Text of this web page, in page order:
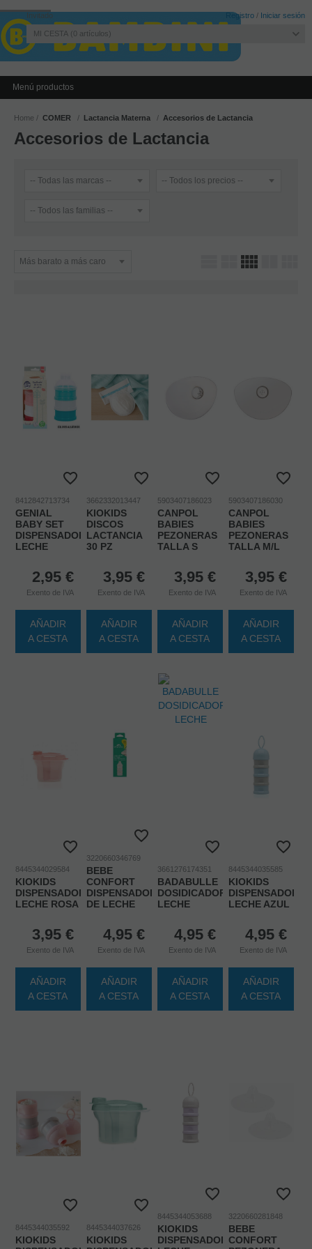
Invitado Registro / Iniciar sesión
MI CESTA 0 artículos
Menú productos
Home COMER Lactancia Materna Accesorios de Lactancia
Accesorios de Lactancia
8412842713734
GENIAL
BABY SET
DISPENSADOR
LECHE
2,95 €
Exento de IVA
AÑADIR
A CESTA
3662332013447
KIOKIDS
DISCOS
LACTANCIA
30 PZ
3,95 €
Exento de IVA
AÑADIR
A CESTA
5903407186023
CANPOL
BABIES
PEZONERAS
TALLA S
3,95 €
Exento de IVA
AÑADIR
A CESTA
5903407186030
CANPOL
BABIES
PEZONERAS
TALLA M/L
3,95 €
Exento de IVA
AÑADIR
A CESTA
8445344029584
KIOKIDS
DISPENSADOR
LECHE ROSA
3,95 €
Exento de IVA
AÑADIR
A CESTA
3220660346769
BEBE
CONFORT
DISPENSADOR
DE LECHE
4,95 €
Exento de IVA
AÑADIR
A CESTA
3661276174351
BADABULLE
DOSIDICADOR
LECHE
4,95 €
Exento de IVA
AÑADIR
A CESTA
8445344035585
KIOKIDS
DISPENSADOR
LECHE AZUL
4,95 €
Exento de IVA
AÑADIR
A CESTA
8445344035592
KIOKIDS
8445344037626
KIOKIDS
8445344053688
KIOKIDS
DISPENSADOR
3220660281848
BEBE
CONFORT